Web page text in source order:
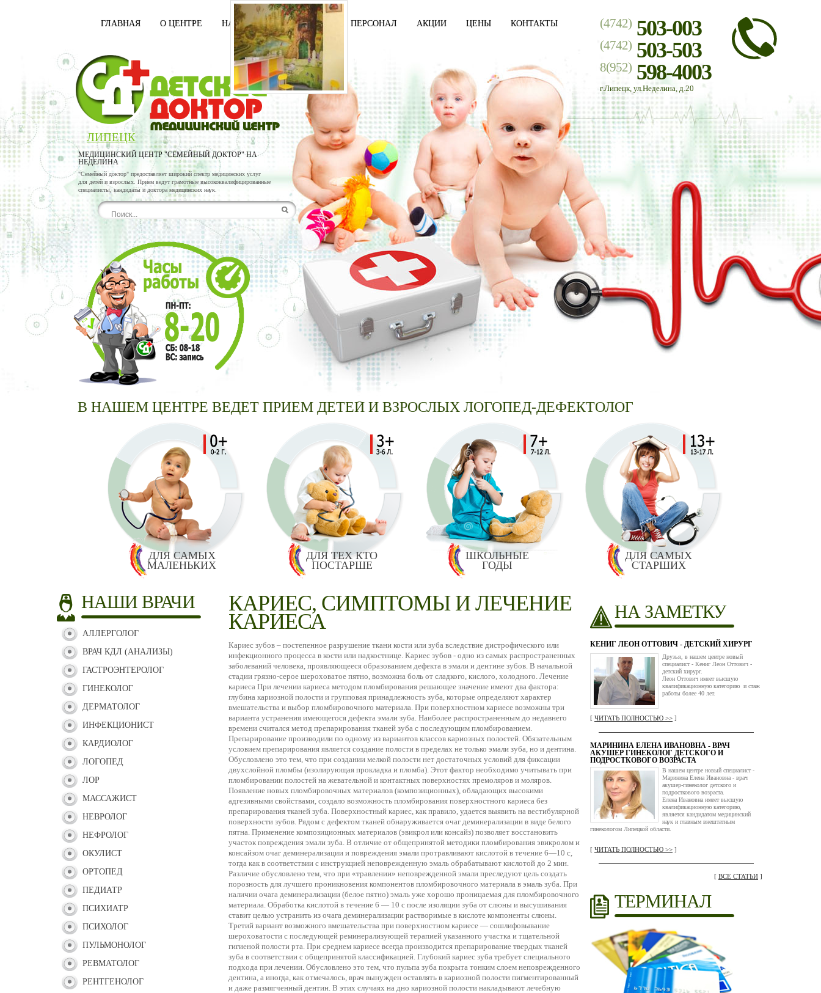
ГЛАВНАЯ О ЦЕНТРЕ НАШИ ВРАЧИ УСЛУГИ ПЕРСОНАЛ АКЦИИ ЦЕНЫ КОНТАКТЫ (4742) 503-003
(4742) 503-503
8(952) 598-4003
г.Липецк, ул.Неделина, д.20
ЛИПЕЦК
МЕДИЦИНСКИЙ ЦЕНТР "СЕМЕЙНЫЙ ДОКТОР" НА
НЕДЕЛИНА
"Семейный доктор" предоставляет широкий спектр медицинских услуг
для детей и взрослых. Прием ведут грамотные высококвалифицированные
специалисты, кандидаты и доктора медицинских наук.
В НАШЕМ ЦЕНТРЕ ВЕДЕТ ПРИЕМ ДЕТЕЙ И ВЗРОСЛЫХ ЛОГОПЕД-ДЕФЕКТОЛОГ
ДЛЯ САМЫХ
МАЛЕНЬКИХ
ДЛЯ ТЕХ КТО
ПОСТАРШЕ
ШКОЛЬНЫЕ
ГОДЫ
ДЛЯ САМЫХ
СТАРШИХ
НАШИ ВРАЧИ
АЛЛЕРГОЛОГ
ВРАЧ КДЛ (АНАЛИЗЫ)
ГАСТРОЭНТЕРОЛОГ
ГИНЕКОЛОГ
ДЕРМАТОЛОГ
ИНФЕКЦИОНИСТ
КАРДИОЛОГ
ЛОГОПЕД
ЛОР
МАССАЖИСТ
НЕВРОЛОГ
НЕФРОЛОГ
ОКУЛИСТ
ОРТОПЕД
ПЕДИАТР
ПСИХИАТР
ПСИХОЛОГ
ПУЛЬМОНОЛОГ
РЕВМАТОЛОГ
РЕНТГЕНОЛОГ
КАРИЕС, СИМПТОМЫ И ЛЕЧЕНИЕ
КАРИЕСА
Кариес зубов – постепенное разрушение ткани кости или зуба вследствие дистрофического или
инфекционного процесса в кости или надкостнице. Кариес зубов - одно из самых распространенных
заболеваний человека, проявляющееся образованием дефекта в эмали и дентине зубов. В начальной
стадии грязно-серое шероховатое пятно, возможна боль от сладкого, кислого, холодного. Лечение
кариеса При лечении кариеса методом пломбирования решающее значение имеют два фактора:
глубина кариозной полости и групповая принадлежность зуба, которые определяют характер
вмешательства и выбор пломбировочного материала. При поверхностном кариесе возможны три
варианта устранения имеющегося дефекта эмали зуба. Наиболее распространенным до недавнего
времени считался метод препарирования тканей зуба с последующим пломбированием.
Препарирование производили по одному из вариантов классов кариозных полостей. Обязательным
условием препарирования является создание полости в пределах не только эмали зуба, но и дентина.
Обусловлено это тем, что при создании мелкой полости нет достаточных условий для фиксации
двухслойной пломбы (изолирующая прокладка и пломба). Этот фактор необходимо учитывать при
пломбировании полостей на жевательной и контактных поверхностях премоляров и моляров.
Появление новых пломбировочных материалов (композиционных), обладающих высокими
адгезивными свойствами, создало возможность пломбирования поверхностного кариеса без
препарирования тканей зуба. Поверхностный кариес, как правило, удается выявить на вестибулярной
поверхности зубов. Рядом с дефектом тканей обнаруживается очаг деминерализации в виде белого
пятна. Применение композиционных материалов (эвикрол или консайз) позволяет восстановить
участок повреждения эмали зуба. В отличие от общепринятой методики пломбирования эвикролом и
консайзом очаг деминерализации и повреждения эмали протравливают кислотой в течение 6—10 с,
тогда как в соответствии с инструкцией неповрежденную эмаль обрабатывают кислотой до 2 мин.
Различие обусловлено тем, что при «травлении» неповрежденной эмали преследуют цель создать
порозность для лучшего проникновения компонентов пломбировочного материала в эмаль зуба. При
наличии очага деминерализации (белое пятно) эмаль уже хорошо проницаемая для пломбировочного
материала. Обработка кислотой в течение 6 — 10 с после изоляции зуба от слюны и высушивания
ставит целью устранить из очага деминерализации растворимые в кислоте компоненты слюны.
Третий вариант возможного вмешательства при поверхностном кариесе — сошлифовывание
шероховатости с последующей реминерализующей терапией указанного участка и тщательной
гигиеной полости рта. При среднем кариесе всегда производится препарирование твердых тканей
зуба в соответствии с общепринятой классификацией. Глубокий кариес зуба требует специального
подхода при лечении. Обусловлено это тем, что пульпа зуба покрыта тонким слоем неповрежденного
дентина, а иногда, как отмечалось, врач вынужден оставлять в кариозной полости пигментированный
и даже размягченный дентин. В этих случаях на дно кариозной полости накладывают лечебную
НА ЗАМЕТКУ
КЕНИГ ЛЕОН ОТТОВИЧ - ДЕТСКИЙ ХИРУРГ
Друзья, в нашем центре новый
специалист - Кениг Леон Оттович -
детский хирург.
Леон Оттович имеет высшую
квалификационную категорию и стаж
работы более 40 лет.
[ ЧИТАТЬ ПОЛНОСТЬЮ >> ]
МАРИНИНА ЕЛЕНА ИВАНОВНА - ВРАЧ
АКУШЕР ГИНЕКОЛОГ ДЕТСКОГО И
ПОДРОСТКОВОГО ВОЗРАСТА
В нашем центре новый специалист -
Маринина Елена Ивановна - врач
акушер-гинеколог детского и
подросткового возраста.
Елена Ивановна имеет высшую
квалификационную категорию,
является кандидатом медицинский
наук и главным внештатным
гинекологом Липецкой области.
[ ЧИТАТЬ ПОЛНОСТЬЮ >> ]
[ ВСЕ СТАТЬИ ]
ТЕРМИНАЛ